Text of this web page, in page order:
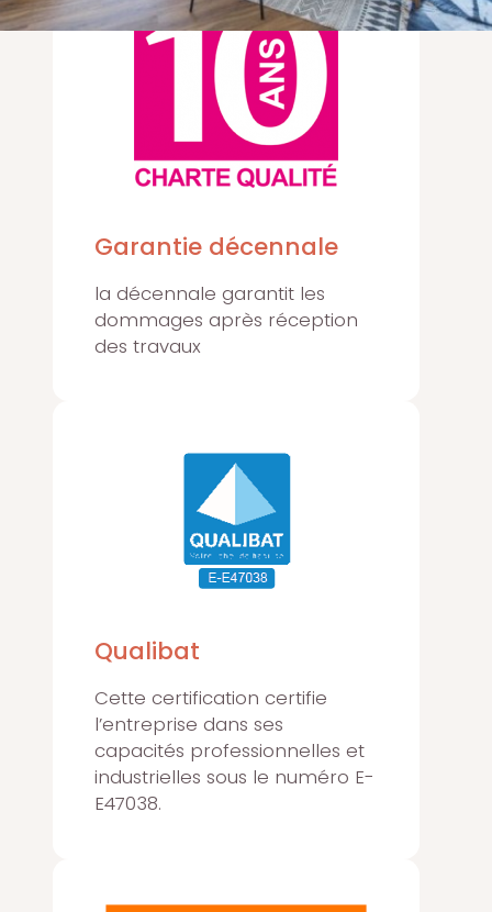
Garantie décennale
la décennale garantit les
dommages après réception
des travaux
Qualibat
Cette certification certifie
l’entreprise dans ses
capacités professionnelles et
industrielles sous le numéro E-
E47038.